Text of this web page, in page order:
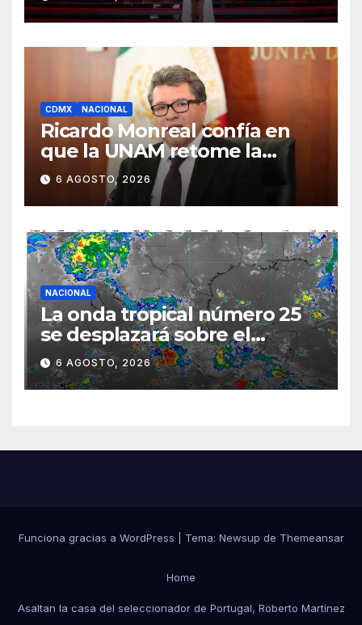
la segunda semana
CDMX NACIONAL
Ricardo Monreal confía en
que la UNAM retome la
normalidad e inicie el
semestre mediante el
diálogo
6 AGOSTO, 2026
NACIONAL
La onda tropical número 25
se desplazará sobre el
sureste mexicano
6 AGOSTO, 2026
Funciona gracias a WordPress Tema: Newsup de Themeansar
Home
Asaltan la casa del seleccionador de Portugal, Roberto Martínez